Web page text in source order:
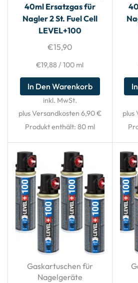
40ml Ersatzgas für
Nagler 2 St. Fuel Cell
LEVEL+100
€15,90
€19,88/100 ml
In Den Warenkorb
inkl. MwSt.
plus Versandkosten 6,90 €
Produkt enthält: 80 ml
plus
Gaskartuschen für
Nagelgeräte